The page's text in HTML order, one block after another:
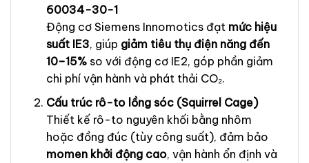
60034-30-1
Động cơ Siemens Innomotics đạt mức hiệu
suất IE3, giúp giảm tiêu thụ điện năng đến
10–15%so với động cơ IE2, góp phần giảm
chi phí vận hành và phát thải CO₂.
Cấu trúc rô-to lồng sóc (Squirrel Cage)
Thiết kế rô-to nguyên khối bằng nhôm
hoặc đồng đúc (tùy công suất), đảm bảo
momen khởi động cao, vận hành ổn định và